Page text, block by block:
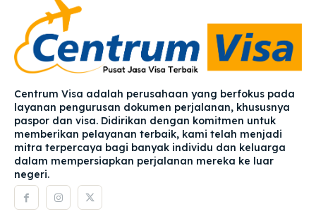
Centrum Visa adalah perusahaan yang berfokus pada
layanan pengurusan dokumen perjalanan, khususnya
paspor dan visa. Didirikan dengan komitmen untuk
memberikan pelayanan terbaik, kami telah menjadi
mitra terpercaya bagi banyak individu dan keluarga
dalam mempersiapkan perjalanan mereka ke luar
negeri.